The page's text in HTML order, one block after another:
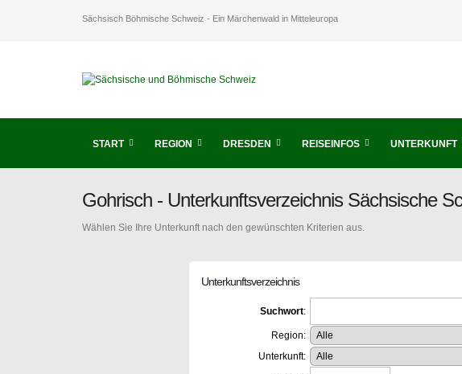
Sächsisch Böhmische Schweiz - Ein Märchenwald in Mitteleuropa
START REGION DRESDEN REISEINFOS UNTERKUNFT
Gohrisch - Unterkunftsverzeichnis Sächsische
Wählen Sie Ihre Unterkunft nach den gewünschten Kriterien aus.
Unterkunftsverzeichnis
Suchwort:
Region:
Unterkunft: